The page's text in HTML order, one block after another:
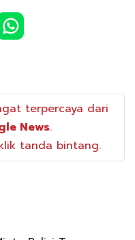
terpercaya dari
News.
tanda bintang.